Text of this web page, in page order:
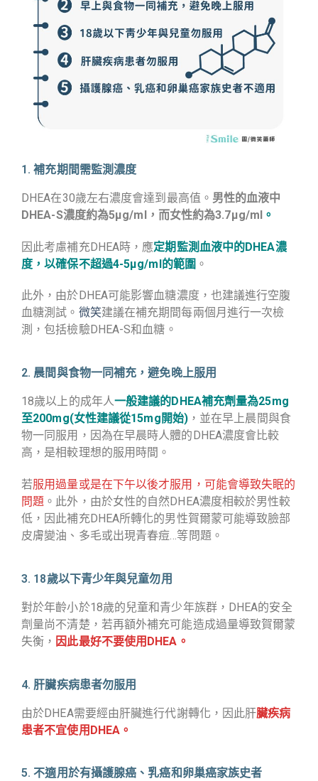
1. 補充期間需監測濃度
DHEA在30歲左右濃度會達到最高值。 男性的血液中
DHEA-S濃度約為5μg/ml，而女性約為3.7μg/ml 。
因此考慮補充DHEA時，應定期監測血液中的DHEA濃
度，以確保不超過4-5μg/ml的範圍 。
此外，由於DHEA可能影響血糖濃度，也建議進行空腹
血糖測試。 微笑建議在補充期間每兩個月進行一次檢
測，包括檢驗DHEA-S和血糖。
2. 晨間與食物一同補充，避免晚上服用
18歲以上的成年人一般建議的DHEA補充劑量為25mg
至200mg(女性建議從15mg開始)，並在早上晨間與食
物一同服用，因為在早晨時人體的DHEA濃度會比較
高，是相較理想的服用時間。
若服用過量或是在下午以後才服用，可能會導致失眠的
問題 。此外，由於女性的自然DHEA濃度相較於男性較
低，因此補充DHEA所轉化的男性賀爾蒙可能導致臉部
皮膚變油、多毛或出現青春痘…等問題。
3. 18歲以下青少年與兒童勿用
對於年齡小於18歲的兒童和青少年族群，DHEA的安全
劑量尚不清楚，若再額外補充可能造成過量導致賀爾蒙
失衡， 因此最好不要使用DHEA。
4. 肝臟疾病患者勿服用
由於DHEA需要經由肝臟進行代謝轉化，因此肝臟疾病
患者不宜使用DHEA。
5. 不適用於有攝護腺癌、乳癌和卵巢癌家族史者